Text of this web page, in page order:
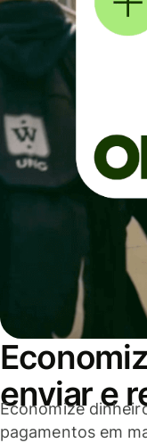
enviar e
Economize
pagamentos em